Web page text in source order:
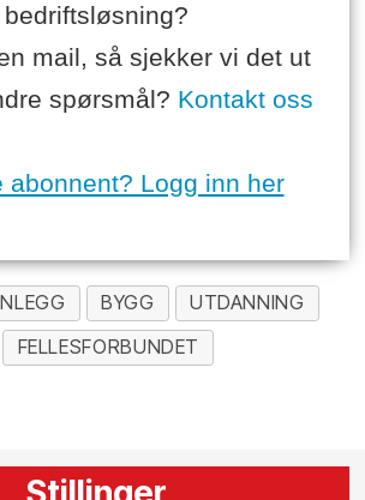
bedriftsløsning?
mail, så sjekker vi det ut
spørsmål? Kontakt oss
abonnent? Logg inn her
BYGG
UTDANNING
FELLESFORBUNDET